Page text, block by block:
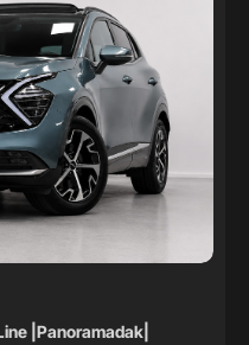
|Panoramadak|